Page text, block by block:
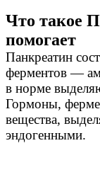
Что такое
помогает
Панкреатин
ферментов —
в норме
Гормоны,
вещества,
эндогенными.